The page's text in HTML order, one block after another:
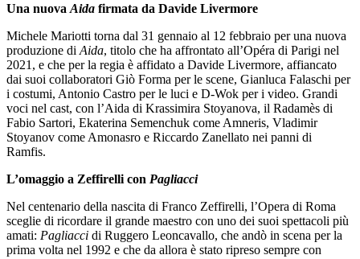
Una nuova Aida firmata da Davide Livermore
Michele Mariotti torna dal 31 gennaio al 12 febbraio per una nuova
produzione di Aida, titolo che ha affrontato all’Opéra di Parigi nel
2021, e che per la regia è affidato a Davide Livermore, affiancato
dai suoi collaboratori Giò Forma per le scene, Gianluca Falaschi per
i costumi, Antonio Castro per le luci e D-Wok per i video. Grandi
voci nel cast, con l’Aida di Krassimira Stoyanova, il Radamès di
Fabio Sartori, Ekaterina Semenchuk come Amneris, Vladimir
Stoyanov come Amonasro e Riccardo Zanellato nei panni di
Ramfis.
L’omaggio a Zeffirelli con Pagliacci
Nel centenario della nascita di Franco Zeffirelli, l’Opera di Roma
sceglie di ricordare il grande maestro con uno dei suoi spettacoli più
amati: Pagliacci di Ruggero Leoncavallo, che andò in scena per la
prima volta nel 1992 e che da allora è stato ripreso sempre con